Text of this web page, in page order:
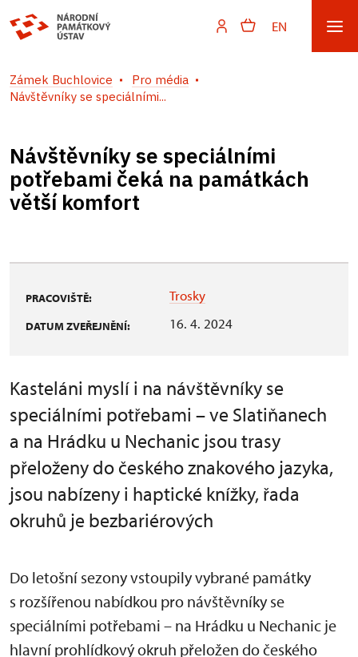
EN
Zámek Buchlovice
Pro média
Návštěvníky se speciálními...
Návštěvníky se speciálními
potřebami čeká na památkách
větší komfort
PRACOVIŠTĚ: Trosky
DATUM ZVEŘEJNĚNÍ: 16. 4. 2024
Kasteláni myslí i na návštěvníky se
speciálními potřebami – ve Slatiňanech
a na Hrádku u Nechanic jsou trasy
přeloženy do českého znakového jazyka,
jsou nabízeny i haptické knížky, řada
okruhů je bezbariérových
Do letošní sezony vstoupily vybrané památky
s rozšířenou nabídkou pro návštěvníky se
speciálními potřebami – na Hrádku u Nechanic je
hlavní prohlídkový okruh přeložen do českého